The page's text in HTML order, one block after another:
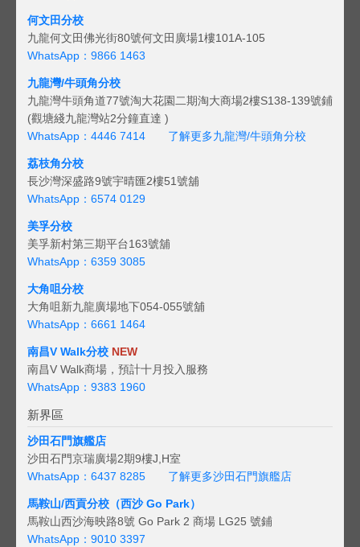
何文田分校
九龍何文田佛光街80號何文田廣場1樓101A-105
WhatsApp：9866 1463
九龍灣/牛頭角分校
九龍灣牛頭角道77號淘大花園二期淘大商場2樓S138-139號鋪
(觀塘綫九龍灣站2分鐘直達 )
WhatsApp：4446 7414
了解更多九龍灣/牛頭角分校
荔枝角分校
長沙灣深盛路9號宇晴匯2樓51號舖
WhatsApp：6574 0129
美孚分校
美孚新村第三期平台163號舖
WhatsApp：6359 3085
大角咀分校
大角咀新九龍廣場地下054-055號舖
WhatsApp：6661 1464
南昌V Walk分校 NEW
南昌V Walk商場，預計十月投入服務
WhatsApp：9383 1960
新界區
沙田石門旗艦店
沙田石門京瑞廣場2期9樓J,H室
WhatsApp：6437 8285
了解更多沙田石門旗艦店
馬鞍山/西貢分校（西沙 Go Park）
馬鞍山西沙海映路8號 Go Park 2 商場 LG25 號鋪
WhatsApp：9010 3397